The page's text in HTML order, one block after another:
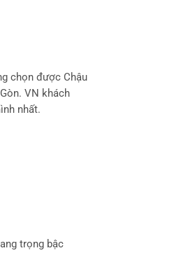
chọn được Chậu
VN khách
nhất.
trọng bậc